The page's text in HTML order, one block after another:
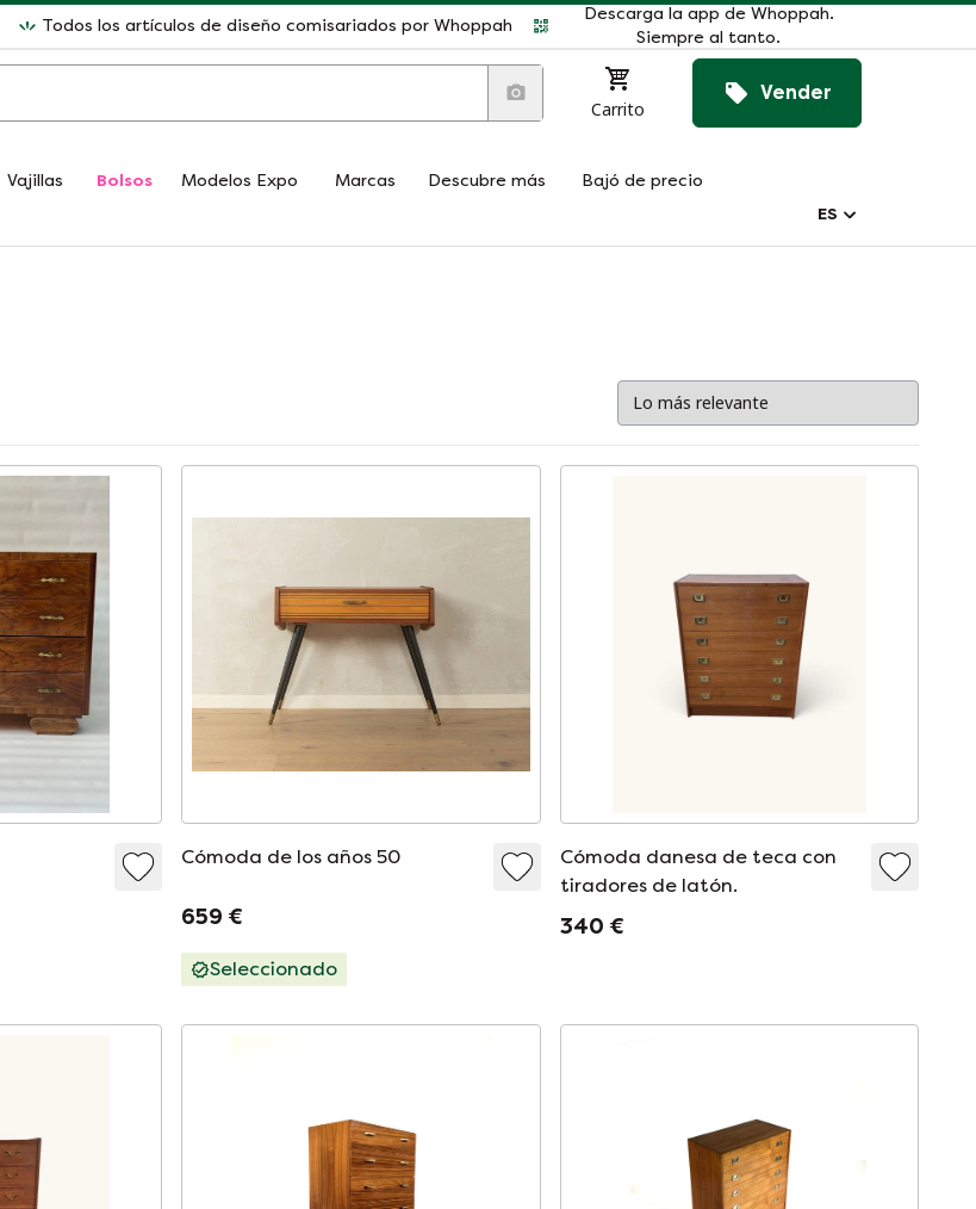
Todos los artículos de diseño comisariados por Whoppah
Descarga la app de Whoppah.
Siempre al tanto.
Carrito
Vender
Vajillas Bolsos Modelos Expo Marcas Descubre más
Bajó de precio
ES
Cómoda de los años 50
659 €
Seleccionado
Cómoda danesa de teca con
tiradores de latón.
340 €